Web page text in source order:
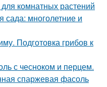
комнатных растений
сада: многолетние и
Подготовка грибов к
с чесноком и перцем.
спаржевая фасоль